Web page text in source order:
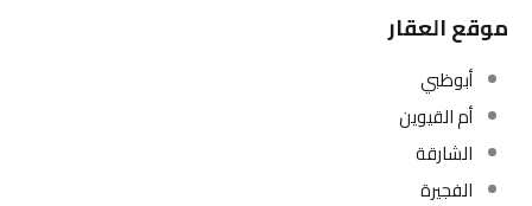
موقع العقار
أبوظبي
أم القيوين
الشارقة
الفجيرة